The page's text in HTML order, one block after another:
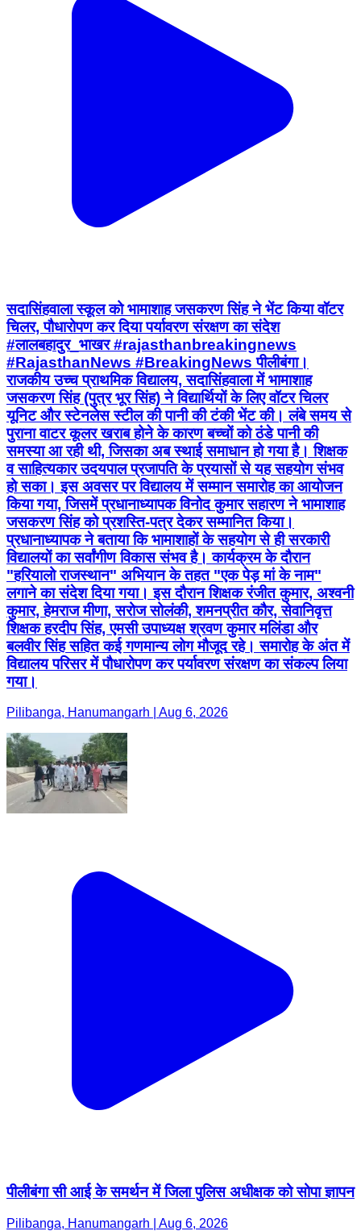
सदासिंहवाला स्कूल को भामाशाह जसकरण सिंह ने भेंट किया वॉटर
चिलर, पौधारोपण कर दिया पर्यावरण संरक्षण का संदेश
#लालबहादुर_भाखर #rajasthanbreakingnews
#RajasthanNews #BreakingNews पीलीबंगा।
राजकीय उच्च प्राथमिक विद्यालय, सदासिंहवाला में भामाशाह
जसकरण सिंह (पुत्र भूर सिंह) ने विद्यार्थियों के लिए वॉटर चिलर
यूनिट और स्टेनलेस स्टील की पानी की टंकी भेंट की। लंबे समय से
पुराना वाटर कूलर खराब होने के कारण बच्चों को ठंडे पानी की
समस्या आ रही थी, जिसका अब स्थाई समाधान हो गया है। शिक्षक
व साहित्यकार उदयपाल प्रजापति के प्रयासों से यह सहयोग संभव
हो सका। इस अवसर पर विद्यालय में सम्मान समारोह का आयोजन
किया गया, जिसमें प्रधानाध्यापक विनोद कुमार सहारण ने भामाशाह
जसकरण सिंह को प्रशस्ति-पत्र देकर सम्मानित किया।
प्रधानाध्यापक ने बताया कि भामाशाहों के सहयोग से ही सरकारी
विद्यालयों का सर्वांगीण विकास संभव है। कार्यक्रम के दौरान
"हरियालो राजस्थान" अभियान के तहत "एक पेड़ मां के नाम"
लगाने का संदेश दिया गया। इस दौरान शिक्षक रंजीत कुमार, अश्वनी
कुमार, हेमराज मीणा, सरोज सोलंकी, शमनप्रीत कौर, सेवानिवृत्त
शिक्षक हरदीप सिंह, एमसी उपाध्यक्ष श्रवण कुमार मलिंडा और
बलवीर सिंह सहित कई गणमान्य लोग मौजूद रहे। समारोह के अंत में
विद्यालय परिसर में पौधारोपण कर पर्यावरण संरक्षण का संकल्प लिया
गया।
Pilibanga, Hanumangarh | Aug 6, 2026
पीलीबंगा सी आई के समर्थन में जिला पुलिस अधीक्षक को सोपा ज्ञापन
Pilibanga, Hanumangarh | Aug 6, 2026